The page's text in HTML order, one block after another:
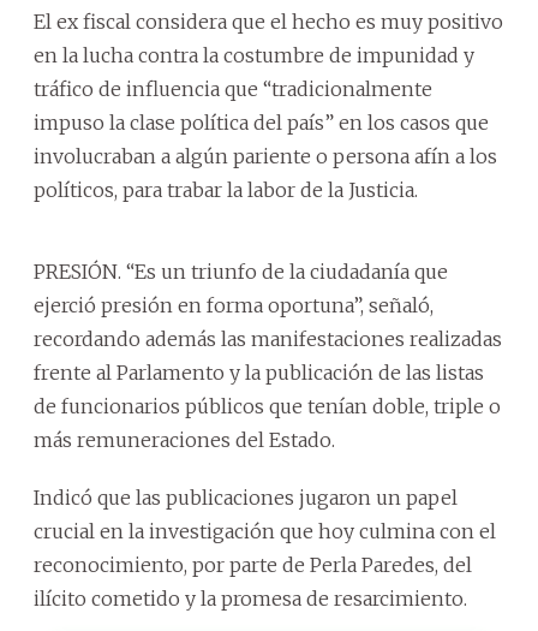
El ex fiscal considera que el hecho es muy positivo
en la lucha contra la costumbre de impunidad y
tráfico de influencia que “tradicionalmente
impuso la clase política del país” en los casos que
involucraban a algún pariente o persona afín a los
políticos, para trabar la labor de la Justicia.
PRESIÓN. “Es un triunfo de la ciudadanía que
ejerció presión en forma oportuna”, señaló,
recordando además las manifestaciones realizadas
frente al Parlamento y la publicación de las listas
de funcionarios públicos que tenían doble, triple o
más remuneraciones del Estado.
Indicó que las publicaciones jugaron un papel
crucial en la investigación que hoy culmina con el
reconocimiento, por parte de Perla Paredes, del
ilícito cometido y la promesa de resarcimiento.